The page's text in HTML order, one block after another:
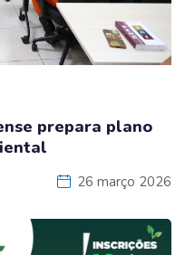
prepara plano
26 março 2026